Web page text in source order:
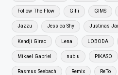
Follow The Flow Gilli GIMS
Jazzu Jessica Shy Justinas
Kendji Girac Lena LOBODA
Mikael Gabriel nublu PIKASO
Rasmus Seebach Remix ReTo